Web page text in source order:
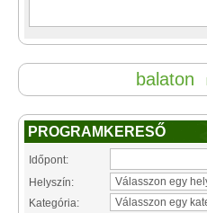
balaton
PROGRAMKERESŐ
Időpont:
Helyszín:
Kategória: